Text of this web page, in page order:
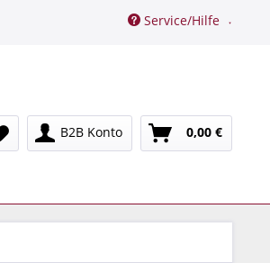
Service/Hilfe
B2B Konto 0,00 €